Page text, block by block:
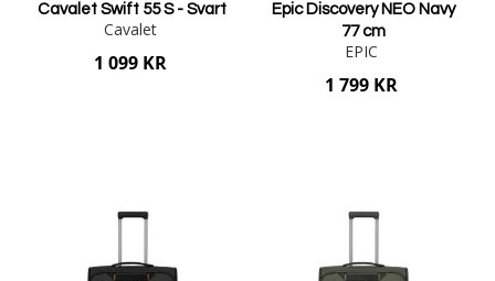
Cavalet Swift 55 S - Svart
Cavalet
1 099 KR
Epic Discovery NEO Navy
77 cm
EPIC
1 799 KR